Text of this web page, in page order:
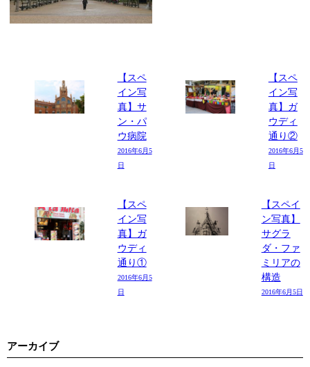
【スペ
イン写
真】サ
ン・パ
ウ病院
2016年6月5
日
【スペ
イン写
真】ガ
ウディ
通り②
2016年6月5
日
【スペ
イン写
真】ガ
ウディ
通り①
2016年6月5
日
【スペイ
ン写真】
サグラ
ダ・ファ
ミリアの
構造
2016年6月5日
アーカイブ